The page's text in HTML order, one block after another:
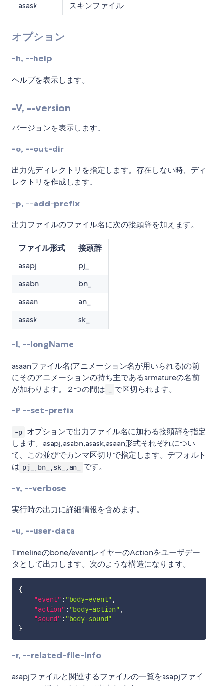
asask
スキンファイル
オプション
-h, --help
ヘルプを表示します。
-V, --version
バージョンを表示します。
-o, --out-dir
出力先ディレクトリを指定します。存在しない時、ディ
レクトリを作成します。
-p, --add-prefix
出力ファイルのファイル名に次の接頭辞を加えます。
ファイル形式 接頭辞
asapj
pj_
asabn
bn_
asaan
an_
asask
sk_
-l, --longName
asaanファイル名(アニメーション名が用いられる)の前
にそのアニメーションの持ち主であるarmatureの名前
が加わります。２つの間は
で区切られます。
-P --set-prefix
-p オプションで出力ファイル名に加わる接頭辞を指定
します。asapj,asabn,asask,asaan形式それぞれについ
て、この並びでカンマ区切りで指定します。デフォルト
は pj_,bn_,sk_,an_ です。
-v, --verbose
実行時の出力に詳細情報を含めます。
-u, --user-data
Timelineのbone/eventレイヤーのActionをユーザデー
タとして出力します。次のような構造になります。
{
"event" : "body-event" ,
"action" : "body-action" ,
"sound" : "body-sound"
}
-r, --related-file-info
asapjファイルと関連するファイルの一覧をasapjファイ